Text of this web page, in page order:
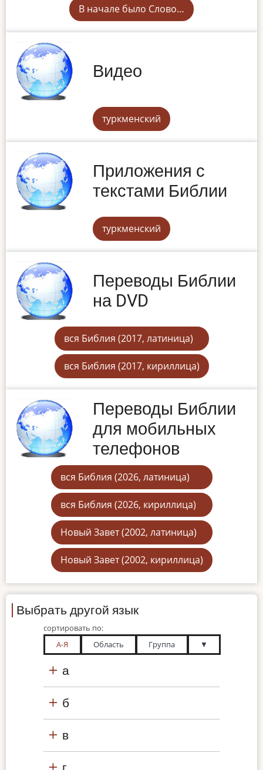
В начале было Слово…
Видео
туркменский
Приложения с
текстами Библии
туркменский
Переводы Библии
на DVD
вся Библия (2017, латиница)
вся Библия (2017, кириллица)
Переводы Библии
для мобильных
телефонов
вся Библия (2026, латиница)
вся Библия (2026, кириллица)
Новый Завет (2002, латиница)
Новый Завет (2002, кириллица)
Выбрать другой язык
сортировать по:
А-Я
Область Группа ▼
а
б
в